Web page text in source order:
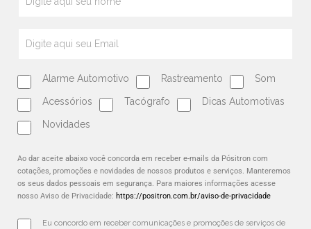
Alarme Automotivo Rastreamento Som
Acessórios Tacógrafo Dicas Automotivas
Novidades
Ao dar aceite abaixo você concorda em receber e-mails da Pósitron com
cotações, promoções e novidades de nossos produtos e serviços. Manteremos
os seus dados pessoais em segurança. Para maiores informações acesse
nosso Aviso de Privacidade: https://positron.com.br/aviso-de-privacidade
Eu concordo em receber comunicações e promoções de serviços de